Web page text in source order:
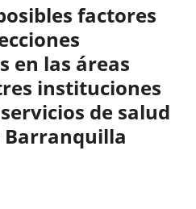
factores
en las áreas
instituciones
de salud